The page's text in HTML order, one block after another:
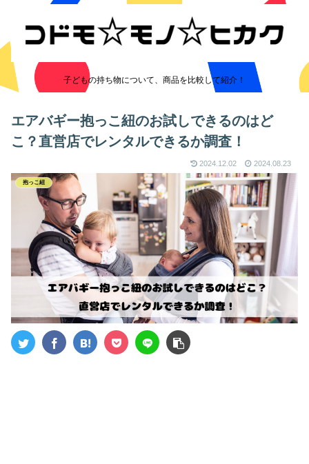
子どもの持ち物について、商品を比較して紹介！
エアバギー抱っこ紐のお試しできるのはど
こ？直営店でレンタルできるか調査！
2024.12.02 2024.08.23
抱っこ紐